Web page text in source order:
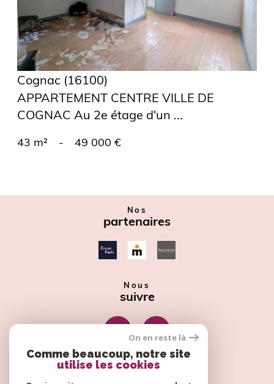
Cognac (16100)
APPARTEMENT CENTRE VILLE DE
COGNAC Au 2e étage d'un ...
43 m² - 49 000 €
Nos
partenaires
Nous
suivre
Nous
On en reste là
Comme beaucoup, notre site
utilise les cookies